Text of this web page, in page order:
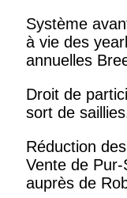
Système
à vie des
annuelles
Droit de
sort de
Réduction
Vente de Pur-
auprès de